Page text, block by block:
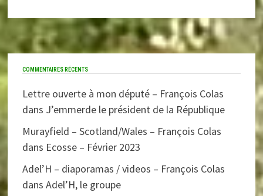
COMMENTAIRES RÉCENTS
Lettre ouverte à mon député – François Colas
dans J’emmerde le président de la République
Murayfield – Scotland/Wales – François Colas
dans Ecosse – Février 2023
Adel’H – diaporamas / videos – François Colas
dansAdel’H, le groupe